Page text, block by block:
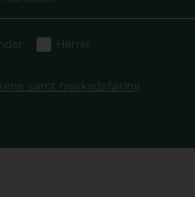
Herrer
samt markedsføring